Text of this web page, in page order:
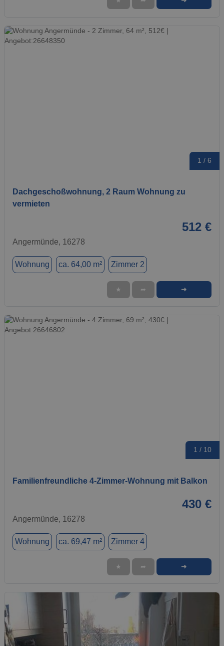
1 / 6
Dachgeschoßwohnung, 2 Raum Wohnung zu
vermieten
512 €
Angermünde, 16278
Wohnung ca. 64,00 m² Zimmer 2
★ ➦ ➜
1 / 10
Familienfreundliche 4‑Zimmer‑Wohnung mit Balkon
430 €
Angermünde, 16278
Wohnung ca. 69,47 m² Zimmer 4
★ ➦ ➜